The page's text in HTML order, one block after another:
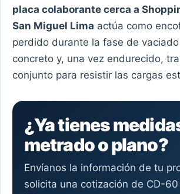
placa colaborante cerca a
San Miguel Lima actúa como
perdido durante la fase de
concreto y, una vez endurecido,
conjunto para resistir las cargas
¿Ya tienes
metrado o plano?
Envíanos la información de tu
solicita una cotización de CD-60